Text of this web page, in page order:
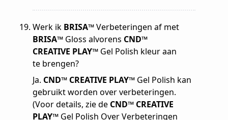
Werk ik BRISA™Verbeteringen af met
BRISA™ Gloss alvorens CND™
CREATIVE PLAY™ Gel Polish kleur aan
te brengen?
Ja. CND™ CREATIVE PLAY™ Gel Polish kan
gebruikt worden over verbeteringen.
(Voor details, zie de CND™ CREATIVE
PLAY™ Gel Polish Over Verbeteringen